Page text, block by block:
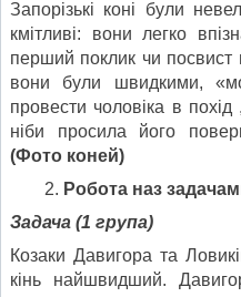
Запорізькі коні були
кмітливі: вони легко
перший поклик чи посвист
вони були швидкими,
провести чоловіка в
ніби просила його
(Фото коней)
Робота наз
Задача (1 група)
Козаки Давигора та
кінь найшвидший.